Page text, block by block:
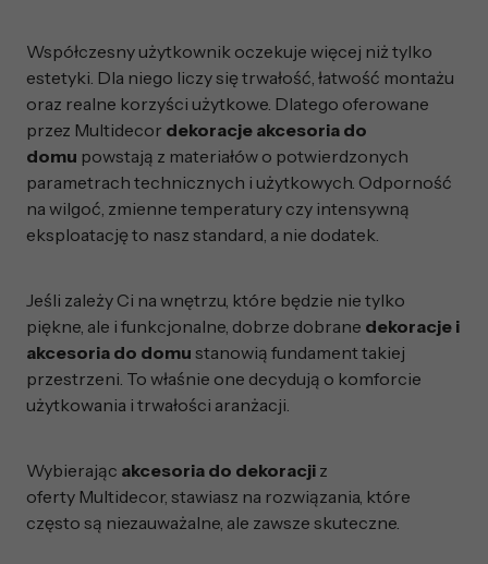
Współczesny użytkownik oczekuje więcej niż tylko
estetyki. Dla niego liczy się trwałość, łatwość montażu
oraz realne korzyści użytkowe. Dlatego oferowane
przez Multidecor dekoracje akcesoria do
domu powstają z materiałów o potwierdzonych
parametrach technicznych i użytkowych. Odporność
na wilgoć, zmienne temperatury czy intensywną
eksploatację to nasz standard, a nie dodatek.
Jeśli zależy Ci na wnętrzu, które będzie nie tylko
piękne, ale i funkcjonalne, dobrze dobrane dekoracje i
akcesoria do domu stanowią fundament takiej
przestrzeni. To właśnie one decydują o komforcie
użytkowania i trwałości aranżacji.
Wybierając akcesoria do dekoracji z
oferty Multidecor, stawiasz na rozwiązania, które
często są niezauważalne, ale zawsze skuteczne.